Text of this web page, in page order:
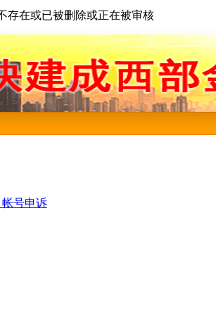
存在或已被删除或正在被审核
帐号申诉